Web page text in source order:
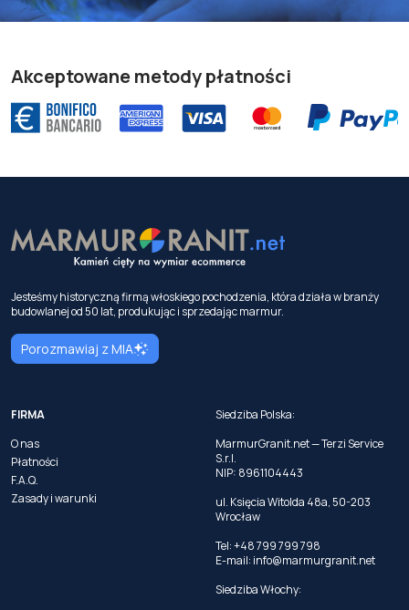
Akceptowane metody płatności
Jesteśmy historyczną firmą włoskiego pochodzenia, która działa w branży
budowlanej od 50 lat, produkując i sprzedając marmur.
Porozmawiaj z MIA
FIRMA
O nas
Płatności
F.A.Q.
Zasady i warunki
Siedziba Polska:
MarmurGranit.net — Terzi Service
S.r.l.
NIP: 8961104443
ul. Księcia Witolda 48a, 50-203
Wrocław
Tel: +48 799 799 798
E-mail: info@marmurgranit.net
Siedziba Włochy: